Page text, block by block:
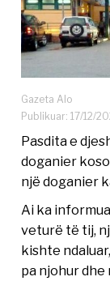
Gazeta Alo
Publikuar: 17/12/
Pasdita e
doganier
një doganier
Ai ka
veturë të tij,
kishte
pa njohur